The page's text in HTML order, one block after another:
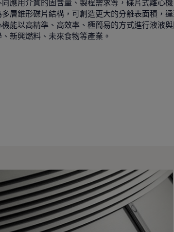
應用介質的固含量、製程需求等，碟片式離心
層錐形碟片結構，可創造更大的分離表面積，
能以高精準、高效率、極簡易的方式進行液液
新興燃料、未來食物等產業。